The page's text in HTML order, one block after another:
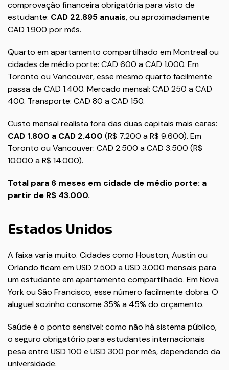
comprovação financeira obrigatória para visto de
estudante: CAD 22.895 anuais, ou aproximadamente
CAD 1.900 por mês.
Quarto em apartamento compartilhado em Montreal ou
cidades de médio porte: CAD 600 a CAD 1.000. Em
Toronto ou Vancouver, esse mesmo quarto facilmente
passa de CAD 1.400. Mercado mensal: CAD 250 a CAD
400. Transporte: CAD 80 a CAD 150.
Custo mensal realista fora das duas capitais mais caras:
CAD 1.800 a CAD 2.400 (R$ 7.200 a R$ 9.600). Em
Toronto ou Vancouver: CAD 2.500 a CAD 3.500 (R$
10.000 a R$ 14.000).
Total para 6 meses em cidade de médio porte: a
partir de R$ 43.000.
Estados Unidos
A faixa varia muito. Cidades como Houston, Austin ou
Orlando ficam em USD 2.500 a USD 3.000 mensais para
um estudante em apartamento compartilhado. Em Nova
York ou São Francisco, esse número facilmente dobra. O
aluguel sozinho consome 35% a 45% do orçamento.
Saúde é o ponto sensível: como não há sistema público,
o seguro obrigatório para estudantes internacionais
pesa entre USD 100 e USD 300 por mês, dependendo da
universidade.